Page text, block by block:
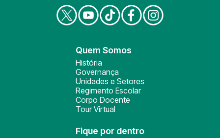
Quem Somos
História
Governança
Unidades e Setores
Regimento Escolar
Corpo Docente
Tour Virtual
Fique por dentro